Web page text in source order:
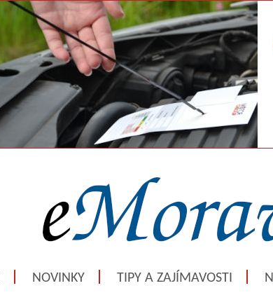
NOVINKY TIPY A ZAJÍMAVOSTI